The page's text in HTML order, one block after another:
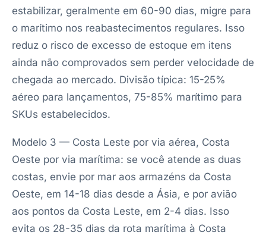
estabilizar, geralmente em 60-90 dias, migre para
o marítimo nos reabastecimentos regulares. Isso
reduz o risco de excesso de estoque em itens
ainda não comprovados sem perder velocidade de
chegada ao mercado. Divisão típica: 15-25%
aéreo para lançamentos, 75-85% marítimo para
SKUs estabelecidos.
Modelo 3 — Costa Leste por via aérea, Costa
Oeste por via marítima: se você atende as duas
costas, envie por mar aos armazéns da Costa
Oeste, em 14-18 dias desde a Ásia, e por avião
aos pontos da Costa Leste, em 2-4 dias. Isso
evita os 28-35 dias da rota marítima à Costa